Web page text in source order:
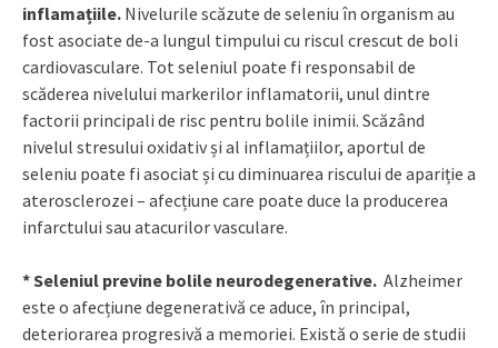
inflamațiile. Nivelurile scăzute de seleniu în organism au
fost asociate de-a lungul timpului cu riscul crescut de boli
cardiovasculare. Tot seleniul poate fi responsabil de
scăderea nivelului markerilor inflamatorii, unul dintre
factorii principali de risc pentru bolile inimii. Scăzând
nivelul stresului oxidativ și al inflamațiilor, aportul de
seleniu poate fi asociat și cu diminuarea riscului de apariție a
aterosclerozei – afecțiune care poate duce la producerea
infarctului sau atacurilor vasculare.
* Seleniul previne bolile neurodegenerative. Alzheimer
este o afecțiune degenerativă ce aduce, în principal,
deteriorarea progresivă a memoriei. Există o serie de studii